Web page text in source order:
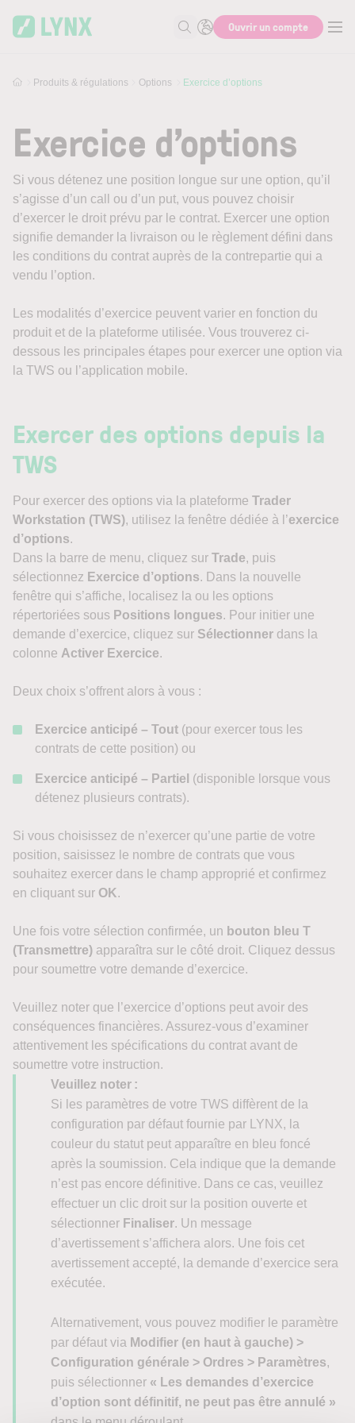
RechercheOuvrir un compte
Produits & régulations Options Exercice d’options
Exercice d’options
Si vous détenez une position longue sur une option, qu’il
s’agisse d’un call ou d’un put, vous pouvez choisir
d’exercer le droit prévu par le contrat. Exercer une option
signifie demander la livraison ou le règlement défini dans
les conditions du contrat auprès de la contrepartie qui a
vendu l’option.
Les modalités d’exercice peuvent varier en fonction du
produit et de la plateforme utilisée. Vous trouverez ci-
dessous les principales étapes pour exercer une option via
la TWS ou l’application mobile.
Exercer des options depuis la
TWS
Pour exercer des options via la plateforme Trader
Workstation (TWS), utilisez la fenêtre dédiée à l’exercice
d’options.
Dans la barre de menu, cliquez sur Trade, puis
sélectionnez Exercice d’options. Dans la nouvelle
fenêtre qui s’affiche, localisez la ou les options
répertoriées sous Positions longues. Pour initier une
demande d’exercice, cliquez sur Sélectionner dans la
colonne Activer Exercice.
Deux choix s’offrent alors à vous :
Exercice anticipé – Tout (pour exercer tous les
contrats de cette position) ou
Exercice anticipé – Partiel (disponible lorsque vous
détenez plusieurs contrats).
Si vous choisissez de n’exercer qu’une partie de votre
position, saisissez le nombre de contrats que vous
souhaitez exercer dans le champ approprié et confirmez
en cliquant sur OK.
Une fois votre sélection confirmée, un bouton bleu T
(Transmettre) apparaîtra sur le côté droit. Cliquez dessus
pour soumettre votre demande d’exercice.
Veuillez noter que l’exercice d’options peut avoir des
conséquences financières. Assurez-vous d’examiner
attentivement les spécifications du contrat avant de
soumettre votre instruction.
Veuillez noter :
Si les paramètres de votre TWS diffèrent de la
configuration par défaut fournie par LYNX, la
couleur du statut peut apparaître en bleu foncé
après la soumission. Cela indique que la demande
n’est pas encore définitive. Dans ce cas, veuillez
effectuer un clic droit sur la position ouverte et
sélectionner Finaliser. Un message
d’avertissement s’affichera alors. Une fois cet
avertissement accepté, la demande d’exercice sera
exécutée.
Alternativement, vous pouvez modifier le paramètre
par défaut via Modifier (en haut à gauche) >
Configuration générale > Ordres > Paramètres,
puis sélectionner « Les demandes d’exercice
d’option sont définitif, ne peut pas être annulé »